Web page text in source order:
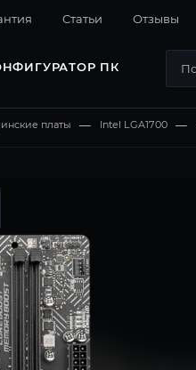
Cтатьи Отзывы
ПК
платы — Intel LGA1700 —